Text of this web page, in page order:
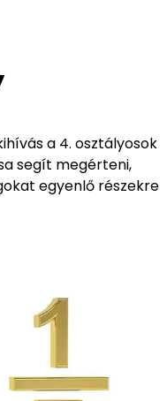
a 4. osztályosok
segít megérteni,
egyenlő részekre